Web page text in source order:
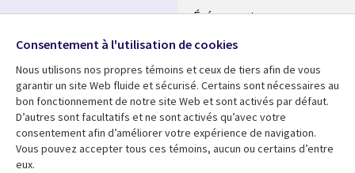
Événements
Ressources
Library
Articles
Support
Legal
Restrictions et
Social
Media
LUXEMBOURG
Consentement à l'utilisation de cookies
Nous utilisons nos propres témoins et ceux de tiers afin de vous
garantir un site Web fluide et sécurisé. Certains sont nécessaires au
bon fonctionnement de notre site Web et sont activés par défaut.
D’autres sont facultatifs et ne sont activés qu’avec votre
consentement afin d’améliorer votre expérience de navigation.
Vous pouvez accepter tous ces témoins, aucun ou certains d’entre
eux.